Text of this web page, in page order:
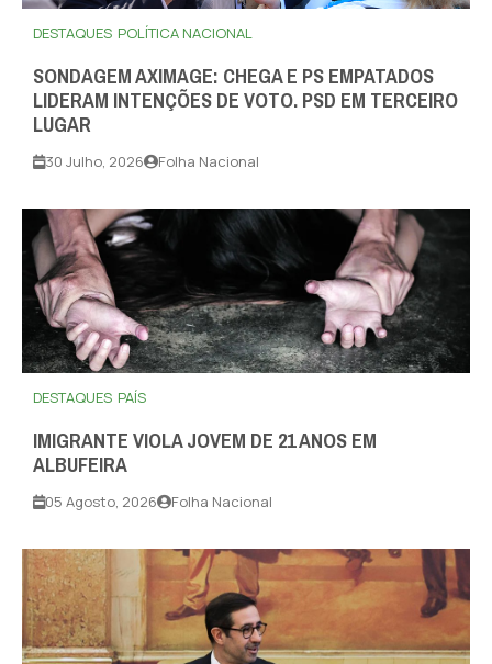
DESTAQUES POLÍTICA NACIONAL
SONDAGEM AXIMAGE: CHEGA E PS EMPATADOS
LIDERAM INTENÇÕES DE VOTO. PSD EM TERCEIRO
LUGAR
30 Julho, 2026 Folha Nacional
DESTAQUES PAÍS
IMIGRANTE VIOLA JOVEM DE 21 ANOS EM
ALBUFEIRA
05 Agosto, 2026 Folha Nacional